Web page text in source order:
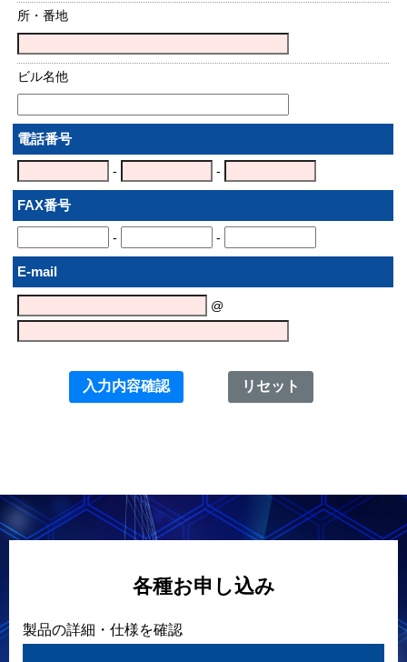
所・番地
ビル名他
電話番号
- -
FAX番号
- -
E-mail
@
各種お申し込み
製品の詳細・仕様を確認